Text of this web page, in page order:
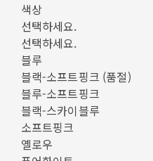
색상
선택하세요.
선택하세요.
블루
블랙-소프트핑크 (품절)
블루-소프트핑크
블랙-스카이블루
소프트핑크
옐로우